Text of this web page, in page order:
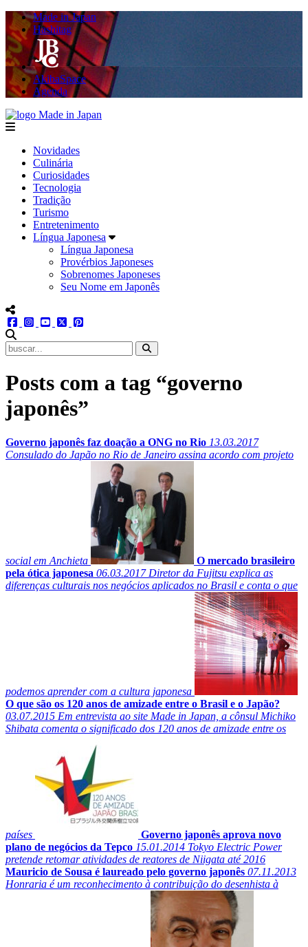
Made in Japan
Hashitag
AkibaSpace
Agenda
menu
Novidades
Culinária
Curiosidades
Tecnologia
Tradição
Turismo
Entretenimento
Língua Japonesa
Língua Japonesa
Provérbios Japoneses
Sobrenomes Japoneses
Seu Nome em Japonês
menu redes social
facebookinstagram
youtube
twitter
Posts com a tag “governo
japonês”
Governo japonês faz doação a ONG no Rio 13.03.2017
Consulado do Japão no Rio de Janeiro assina acordo com projeto
social em Anchieta
O mercado brasileiro
pela ótica japonesa 06.03.2017Diretor da Fujitsu explica as
diferenças culturais nos negócios aplicados no Brasil e conta o que
podemos aprender com a cultura japonesa
O que são os 120 anos de amizade entre o Brasil e o Japão?
03.07.2015 Em entrevista ao site Made in Japan, a cônsul Michiko
Shibata comenta o significado dos 120 anos de amizade entre os
países
Governo japonês aprova novo
plano de negócios da Tepco 15.01.2014 Tokyo Electric Power
pretende retomar atividades de reatores de Niigata até 2016
Mauricio de Sousa é laureado pelo governo japonês 07.11.2013
Honraria é um reconhecimento à contribuição do desenhista à